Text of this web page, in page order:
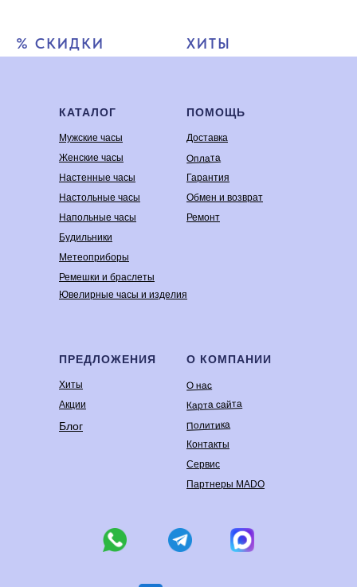
% СКИДКИ ХИТЫ
КАТАЛОГ
Мужские часы
Женские часы
Настенные часы
Настольные часы
Напольные часы
Будильники
Метеоприборы
Ремешки и браслеты
Ювелирные часы и изделия
ПРЕДЛОЖЕНИЯ
Хиты
Акции
Блог
ПОМОЩЬ
Доставка
Оплата
Гарантия
Обмен и возврат
Ремонт
О КОМПАНИИ
О нас
Карта сайта
Политика
Контакты
Сервис
Партнеры MADO